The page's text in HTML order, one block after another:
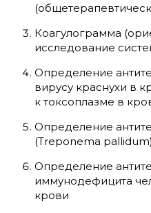
Коагулограмма
исследование
Определение
вирусу краснухи в
к токсоплазме в
Определение
(Treponema
Определение
иммунодефицита
крови